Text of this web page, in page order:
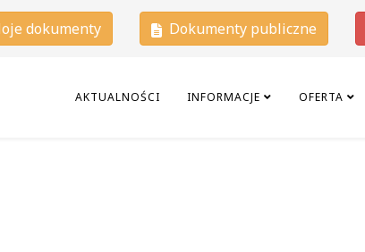
dokumenty Dokumenty publiczne
AKTUALNOŚCI INFORMACJE OFERTA